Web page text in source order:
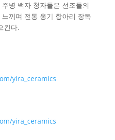
병 백자 청자들은 선조들의
끼며 전통 옹기 항아리 장독
킨다.
yira_ceramics
yira_ceramics